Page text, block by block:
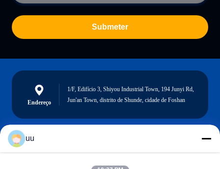
Submeter
Endereço
1/F, Edifício 3, Shiyou Industrial Town, 194 Junyi Rd,
Jun'an Town, distrito de Shunde, cidade de Foshan
Hazel@electric-heatingelement.com
uu